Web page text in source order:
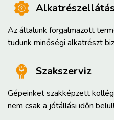
Alkatrészellátás
Az általunk forgalmazott
tudunk minőségi alkatrészt
Szakszerviz
Gépeinket szakképzett
nem csak a jótállási időn belül!